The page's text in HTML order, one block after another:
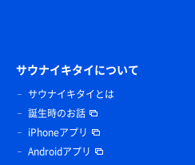
サウナイキタイについて
サウナイキタイとは
誕生時のお話
iPhoneアプリ
Androidアプリ